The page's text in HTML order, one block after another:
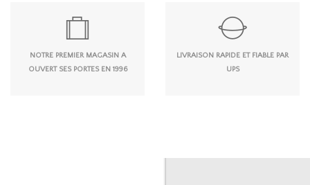
NOTRE PREMIER MAGASIN A
OUVERT SES PORTES EN 1996
LIVRAISON RAPIDE ET FIABLE PAR
UPS